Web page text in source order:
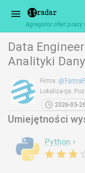
Agregator ofert pracy
Data
Analityki
Firma: @
Lokalizacja:
2026-05-
Umiejętności
Python